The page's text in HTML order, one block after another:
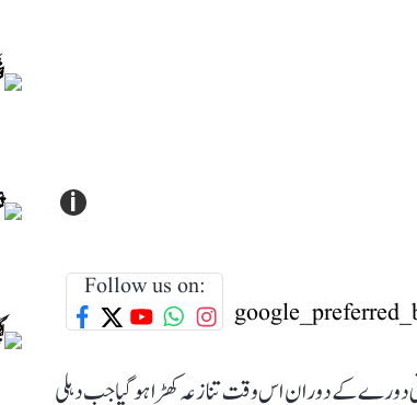
i
Follow us on:
دورے کے دوران اس وقت تنازعہ کھڑا ہو گیا جب دہلی